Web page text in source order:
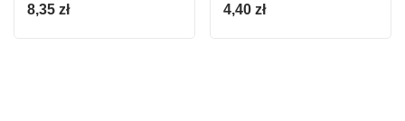
8,35 zł 4,40 zł